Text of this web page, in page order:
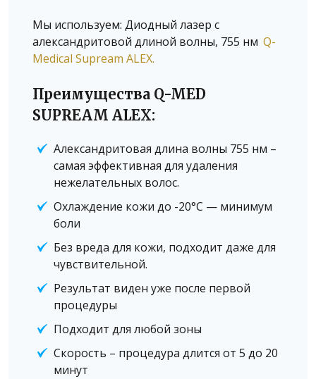
Мы используем: Диодный лазер с
александритовой длиной волны, 755 нм Q-
Medical Supream ALEX.
Преимущества Q-MED
SUPREAM ALEX:
Александритовая длина волны 755 нм –
самая эффективная для удаления
нежелательных волос.
Охлаждение кожи до -20°C — минимум
боли
Без вреда для кожи, подходит даже для
чувствительной.
Результат виден уже после первой
процедуры
Подходит для любой зоны
Скорость – процедура длится от 5 до 20
минут